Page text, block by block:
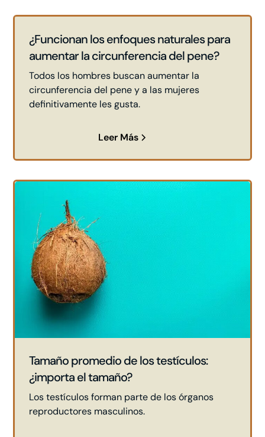
¿Funcionan los enfoques naturales para
aumentar la circunferencia del pene?
Todos los hombres buscan aumentar la
circunferencia del pene y a las mujeres
definitivamente les gusta.
Leer Más
Tamaño promedio de los testículos:
¿importa el tamaño?
Los testículos forman parte de los órganos
reproductores masculinos.